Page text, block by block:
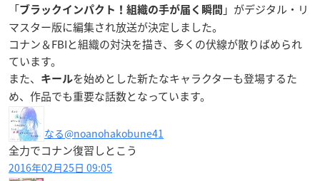
「ブラックインパクト！組織の手が届く瞬間 」がデジタル・リ
マスター版に編集され放送が決定しました。
コナン＆FBIと組織の対決を描き、多くの伏線が散りばめられ
ています。
また、
キールを始めとした新たなキャラクターも登場するた
め、作品でも重要な話数となっています。
なる@noanohakobune41
全力でコナン復習しとこう
2016年02月25日 09:05